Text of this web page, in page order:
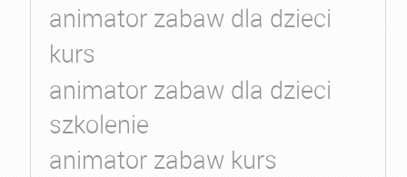
animator zabaw dla dzieci
kurs
animator zabaw dla dzieci
szkolenie
animator zabaw kurs